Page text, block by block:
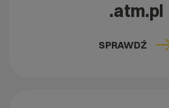
.atm.pl
SPRAWDŹ